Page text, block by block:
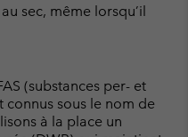
sec, même lorsqu’il
(substances per- et
sous le nom de
à la place un